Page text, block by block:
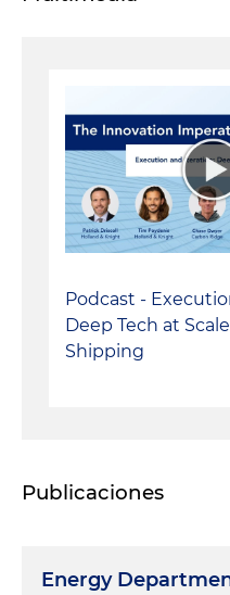
Podcast -
Deep Tech at
Shipping
Publicaciones
Energy